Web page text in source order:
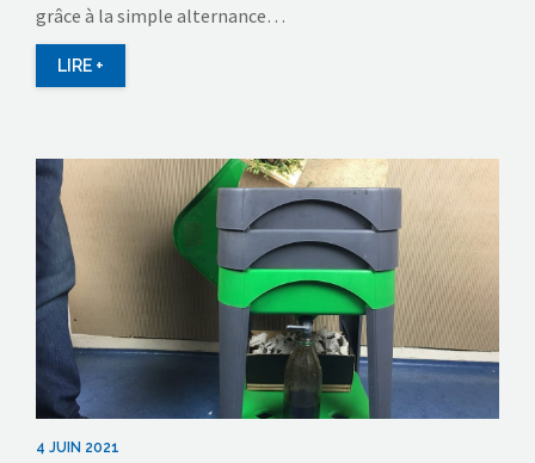
grâce à la simple alternance…
LIRE +
4 JUIN 2021